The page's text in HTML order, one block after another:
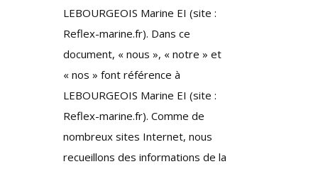
LEBOURGEOIS Marine EI (site :
Reflex-marine.fr). Dans ce
document, « nous », « notre » et
« nos » font référence à
LEBOURGEOIS Marine EI (site :
Reflex-marine.fr). Comme de
nombreux sites Internet, nous
recueillons des informations de la